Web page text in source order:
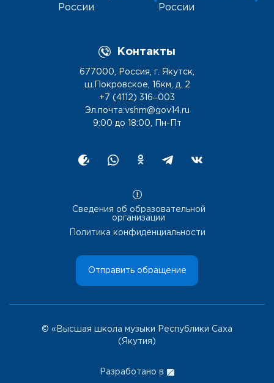
России
России
Контакты
677000, Россия, г. Якутск,
ш.Покровское, 16км, д. 2
+7 (4112) 316‒003
Эл.почта:vshm@gov14.ru
9:00 до 18:00, Пн-Пт
Отправить обращение
Сведения об образовательной
организации
Политика конфиденциальности
© «Высшая школа музыки Республики Саха
(Якутия)
Разработано в